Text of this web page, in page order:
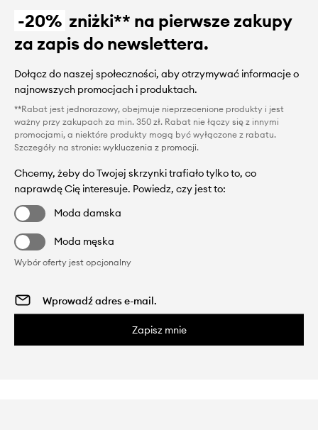
-20% zniżki** na pierwsze zakupy
za zapis do newslettera.
Dołącz do naszej społeczności, aby otrzymywać informacje o
najnowszych promocjach i produktach.
**Rabat jest jednorazowy, obejmuje nieprzecenione produkty i jest
ważny przy zakupach za min. 350 zł. Rabat nie łączy się z innymi
promocjami, a niektóre produkty mogą być wyłączone z rabatu.
Szczegóły na stronie: wykluczenia z promocji.
Chcemy, żeby do Twojej skrzynki trafiało tylko to, co
naprawdę Cię interesuje. Powiedz, czy jest to:
Moda damska
Moda męska
Wybór oferty jest opcjonalny
Zapisz mnie